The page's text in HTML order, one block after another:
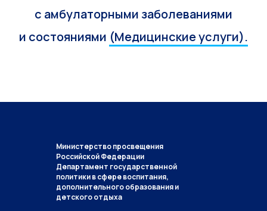
с амбулаторными заболеваниями
и состояниями (Медицинские услуги).
Министерство просвещения
Российской Федерации
Департамент государственной
политики в сфере воспитания,
дополнительного образования и
детского отдыха